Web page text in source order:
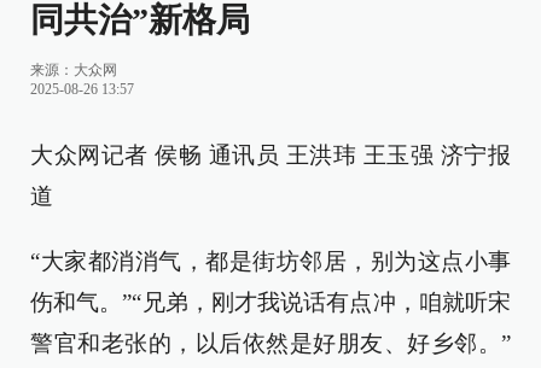
同共治”新格局
来源：大众网
2025-08-26 13:57
大众网记者 侯畅 通讯员 王洪玮 王玉强 济宁报
道
“大家都消消气，都是街坊邻居，别为这点小事
伤和气。”“兄弟，刚才我说话有点冲，咱就听宋
警官和老张的，以后依然是好朋友、好乡邻。”